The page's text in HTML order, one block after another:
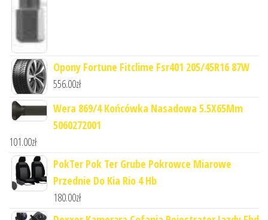
Opony Fortune Fitclime Fsr401 205/45R16 87W
556.00zł
Wera 869/4 Końcówka Nasadowa 5.5X65Mm
5060272001
101.00zł
PokTer Pok Ter Grube Pokrowce Miarowe
Przednie Do Kia Rio 4 Hb
180.00zł